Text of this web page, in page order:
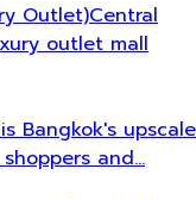
Outlet)Central
outlet mall
Bangkok's upscale
and…